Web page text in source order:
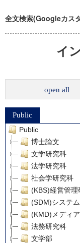
全文検索(Googleカス
イ
open all
Public
Public
博士論文
文学研究科
法学研究科
社会学研究科
(KBS)経営管理
(SDM)システ
(KMD)メディ
法務研究科
文学部